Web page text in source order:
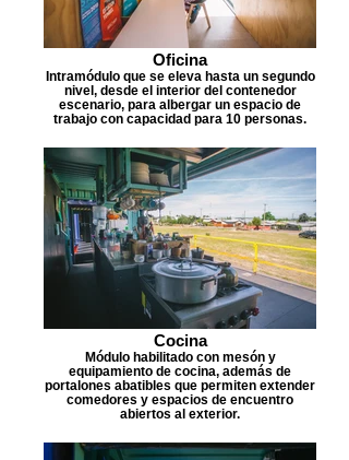
Oficina
Intramódulo que se eleva hasta un segundo
nivel, desde el interior del contenedor
escenario, para albergar un espacio de
trabajo con capacidad para 10 personas.
Cocina
Módulo habilitado con mesón y
equipamiento de cocina, además de
portalones abatibles que permiten extender
comedores y espacios de encuentro
abiertos al exterior.